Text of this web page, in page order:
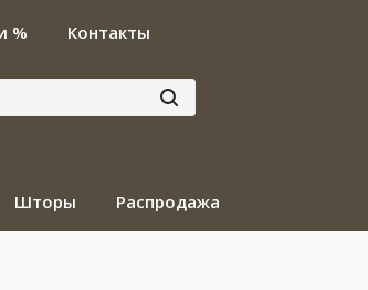
% Контакты
Шторы Распродажа